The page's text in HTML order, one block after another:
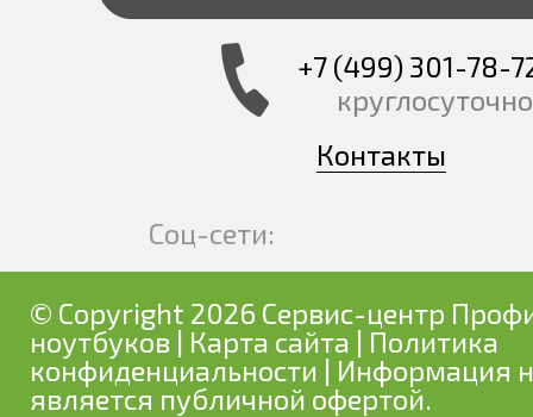
+7 (499) 301-78-
Контакты
Соц-сети:
© Copyright 2026 Сервис-центр
ноутбуков | Карта сайта | Политика
конфиденциальности | Информация
является публичной офертой.